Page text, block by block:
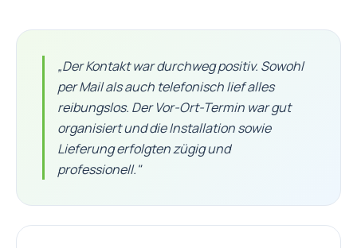
„Der Kontakt war durchweg positiv. Sowohl
per Mail als auch telefonisch lief alles
reibungslos. Der Vor-Ort-Termin war gut
organisiert und die Installation sowie
Lieferung erfolgten zügig und
professionell."